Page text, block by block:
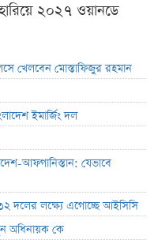
২০২৭ ওয়ানডে
খেলবেন মোস্তাফিজুর রহমান
ইমার্জিং দল
আফগানিস্তান: যেভাবে
৩২ দলের লক্ষ্যে এগোচ্ছে আইসিসি
অধিনায়ক কে